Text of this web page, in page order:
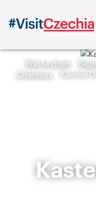
Wat te doen
Chateaux
Kasteel